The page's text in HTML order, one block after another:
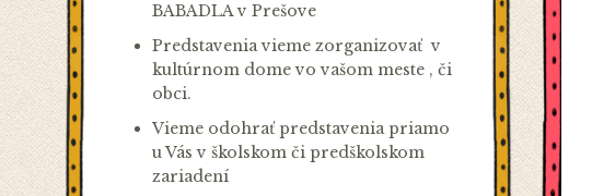
BABADLA v Prešove
Predstavenia vieme zorganizovať v
kultúrnom dome vo vašom meste , či
obci.
Vieme odohrať predstavenia priamo
u Vás v školskom či predškolskom
zariadení